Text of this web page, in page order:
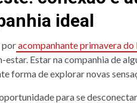
ideal
poracompanhante primavera do
Estar na companhia de
forma de explorar novas
para se